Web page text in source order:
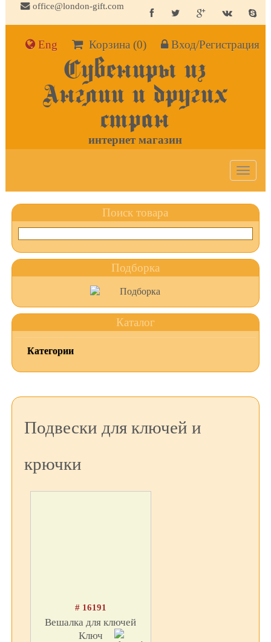
office@london-gift.com
Eng Корзина(0) Вход/Регистрация
Сувениры из
Англии и других
стран
интернет магазин
Toggle
Поиск товара
Подборка
Каталог
Категории
Подвески для ключей и
крючки
# 16191
Вешалка для ключей
Ключ